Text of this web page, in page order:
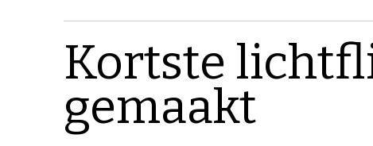
Kortste
gemaakt